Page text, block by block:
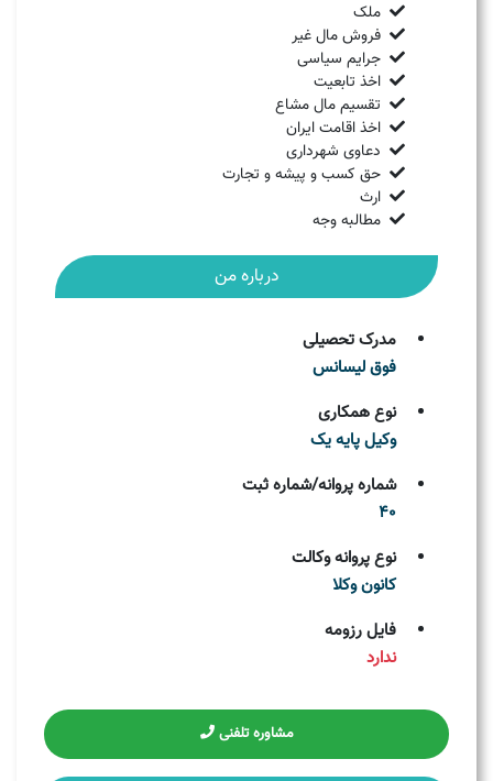
ملک
فروش مال غیر
جرایم سیاسی
اخذ تابعیت
تقسیم مال مشاع
اخذ اقامت ایران
دعاوی شهرداری
حق کسب و پیشه و تجارت
ارث
مطالبه وجه
درباره من
مدرک تحصیلی
فوق لیسانس
نوع همکاری
وکیل پایه یک
شماره پروانه/شماره ثبت
40
نوع پروانه وکالت
کانون وکلا
فایل رزومه
ندارد
مشاوره تلفنی